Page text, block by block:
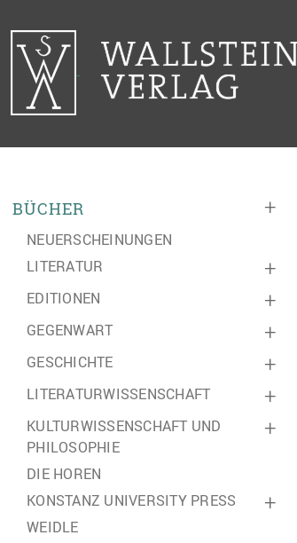
+
BÜCHER
NEUERSCHEINUNGEN
+
LITERATUR
+
EDITIONEN
+
GEGENWART
+
GESCHICHTE
+
LITERATURWISSENSCHAFT
+
KULTURWISSENSCHAFT UND
PHILOSOPHIE
DIE HOREN
+
KONSTANZ UNIVERSITY PRESS
WEIDLE